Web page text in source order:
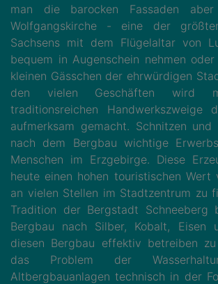
man die barocken Fassaden
Wolfgangskirche - eine der
Sachsens mit dem Flügelaltar von
bequem in Augenschein nehmen
kleinen Gässchen der ehrwürdigen
den vielen Geschäften wird
traditionsreichen Handwerkszweige
aufmerksam gemacht. Schnitzen und
nach dem Bergbau wichtige
Menschen im Erzgebirge. Diese
heute einen hohen touristischen Wert
an vielen Stellen im Stadtzentrum zu
Tradition der Bergstadt Schneeberg
Bergbau nach Silber, Kobalt, Eisen
diesen Bergbau effektiv betreiben
das Problem der
Altbergbauanlagen technisch in der